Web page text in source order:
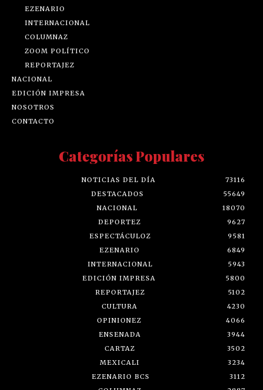
EZENARIO
INTERNACIONAL
COLUMNAZ
ZOOM POLÍTICO
REPORTAJEZ
NACIONAL
EDICIÓN IMPRESA
NOSOTROS
CONTACTO
Categorías Populares
NOTICIAS DEL DÍA
73116
DESTACADOS
55649
NACIONAL
18070
DEPORTEZ
9627
ESPECTÁCULOZ
9581
EZENARIO
6849
INTERNACIONAL
5943
EDICIÓN IMPRESA
5800
REPORTAJEZ
5102
CULTURA
4230
OPINIONEZ
4066
ENSENADA
3944
CARTAZ
3502
MEXICALI
3234
EZENARIO BCS
3112